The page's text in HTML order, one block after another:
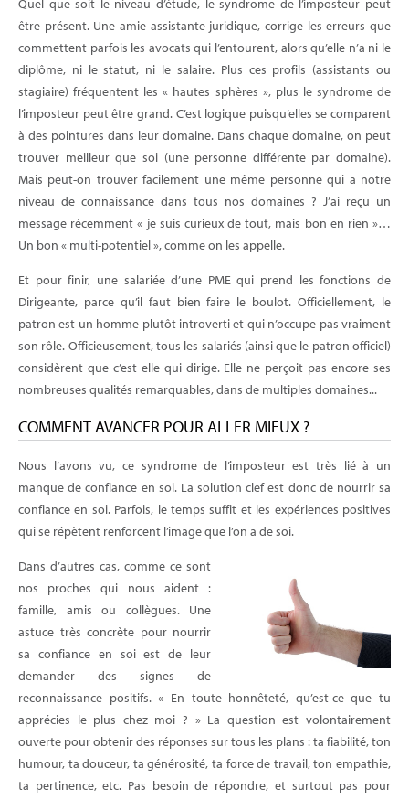
Quel que soit le niveau d’étude, le syndrome de l’imposteur peut
être présent. Une amie assistante juridique, corrige les erreurs que
commettent parfois les avocats qui l’entourent, alors qu’elle n’a ni le
diplôme, ni le statut, ni le salaire. Plus ces profils (assistants ou
stagiaire) fréquentent les « hautes sphères », plus le syndrome de
l’imposteur peut être grand. C’est logique puisqu’elles se comparent
à des pointures dans leur domaine. Dans chaque domaine, on peut
trouver meilleur que soi (une personne différente par domaine).
Mais peut-on trouver facilement une même personne qui a notre
niveau de connaissance dans tous nos domaines ? J’ai reçu un
message récemment « je suis curieux de tout, mais bon en rien »…
Un bon « multi-potentiel », comme on les appelle.
Et pour finir, une salariée d’une PME qui prend les fonctions de
Dirigeante, parce qu’il faut bien faire le boulot. Officiellement, le
patron est un homme plutôt introverti et qui n’occupe pas vraiment
son rôle. Officieusement, tous les salariés (ainsi que le patron officiel)
considèrent que c’est elle qui dirige. Elle ne perçoit pas encore ses
nombreuses qualités remarquables, dans de multiples domaines...
COMMENT AVANCER POUR ALLER MIEUX ?
Nous l’avons vu, ce syndrome de l’imposteur est très lié à un
manque de confiance en soi. La solution clef est donc de nourrir sa
confiance en soi. Parfois, le temps suffit et les expériences positives
qui se répètent renforcent l’image que l’on a de soi.
Dans d’autres cas, comme ce sont
nos proches qui nous aident :
famille, amis ou collègues. Une
astuce très concrète pour nourrir
sa confiance en soi est de leur
demander des signes de
reconnaissance positifs. « En toute honnêteté, qu’est-ce que tu
apprécies le plus chez moi ? » La question est volontairement
ouverte pour obtenir des réponses sur tous les plans : ta fiabilité, ton
humour, ta douceur, ta générosité, ta force de travail, ton empathie,
ta pertinence, etc. Pas besoin de répondre, et surtout pas pour